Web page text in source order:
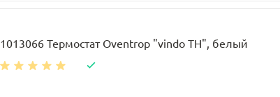
1013066 Термостат Oventrop "vindo TH", белый